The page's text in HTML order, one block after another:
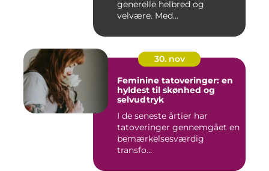
generelle helbred og
velvære. Med...
30. nov
Feminine tatoveringer: en
hyldest til skønhed og
selvudtryk
I de seneste årtier har
tatoveringer gennemgået en
bemærkelsesværdig
transfo...